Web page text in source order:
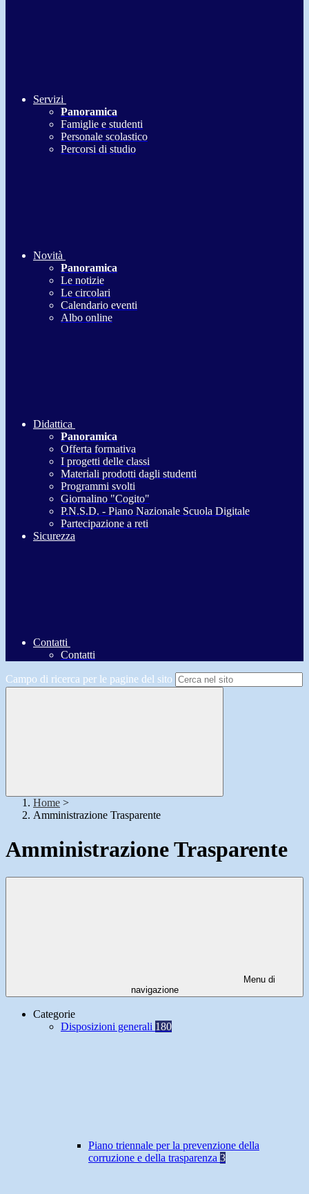
Servizi
Panoramica
Famiglie e studenti
Personale scolastico
Percorsi di studio
Novità
Panoramica
Le notizie
Le circolari
Calendario eventi
Albo online
Didattica
Panoramica
Offerta formativa
I progetti delle classi
Materiali prodotti dagli studenti
Programmi svolti
Giornalino "Cogito"
P.N.S.D. - Piano Nazionale Scuola Digitale
Partecipazione a reti
Sicurezza
Contatti
Contatti
Campo di ricerca per le pagine del sito
Home >
Amministrazione Trasparente
Amministrazione Trasparente
Menu di
navigazione
Categorie
Disposizioni generali 180
Piano triennale per la prevenzione della
corruzione e della trasparenza 3